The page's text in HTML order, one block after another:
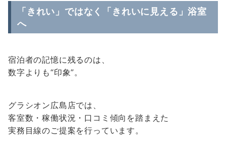
「きれい」ではなく「きれいに見える」浴室
へ
宿泊者の記憶に残るのは、
数字よりも“印象”。
グラシオン広島店では、
客室数・稼働状況・口コミ傾向を踏まえた
実務目線のご提案を行っています。